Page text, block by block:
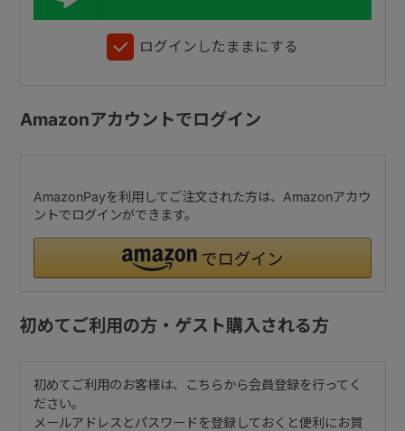
ログインしたままにする
Amazonアカウントでログイン
AmazonPayを利用してご注文された方は、Amazonアカウ
ントでログインができます。
初めてご利用の方・ゲスト購入される方
初めてご利用のお客様は、こちらから会員登録を行ってく
ださい。
メールアドレスとパスワードを登録しておくと便利にお買